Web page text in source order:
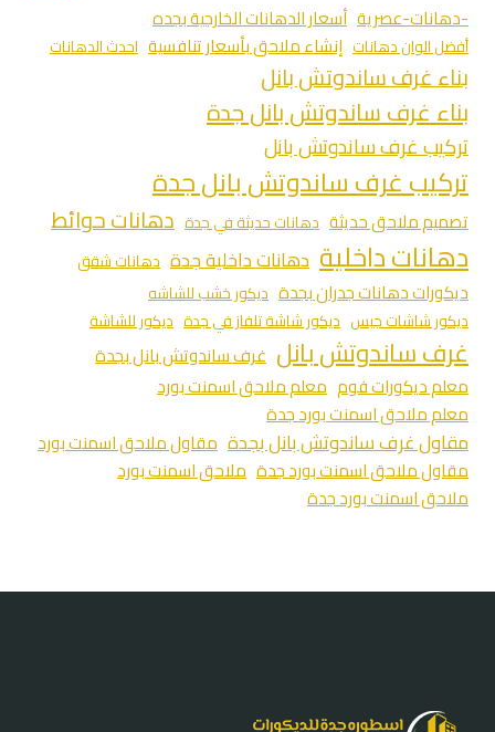
-دهانات-عصرية أسعار الدهانات الخارجية بجده
أفضل الوان دهانات إنشاء ملاحق بأسعار تنافسية احدث الدهانات
بناء غرف ساندوتش بانل
بناء غرف ساندوتش بانل جدة
تركيب غرف ساندوتش بانل
تركيب غرف ساندوتش بانل جدة
تصميم ملاحق حديثة دهانات حديثة في جدة دهانات حوائط
دهانات داخلية دهانات داخلية جدة دهانات شقق
ديكورات دهانات جدران بجدة ديكور خشب للشاشه
ديكور شاشات جبس ديكور شاشة تلفاز في جدة ديكور للشاشة
غرف ساندوتش بانل غرف ساندوتش بانل بجدة
معلم ديكورات فوم معلم ملاحق اسمنت بورد
معلم ملاحق اسمنت بورد جدة
مقاول غرف ساندوتش بانل بجدة مقاول ملاحق اسمنت بورد
مقاول ملاحق اسمنت بورد جدة ملاحق اسمنت بورد
ملاحق اسمنت بورد جدة